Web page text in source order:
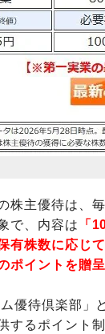
株主優待は、
で、内容は 「
有株数に応じ
ポイントを贈呈
優待倶楽部」
するポイント